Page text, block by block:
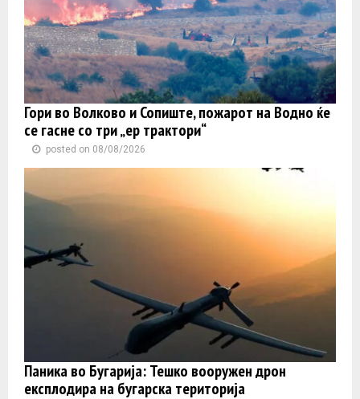
Гори во Волково и Сопиште, пожарот на Водно ќе
се гасне со три „ер трактори“
posted on 08/08/2026
Паника во Бугарија: Тешко вооружен дрон
експлодира на бугарска територија